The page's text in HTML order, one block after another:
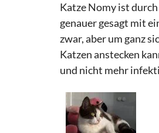
Katze Nomy ist
genauer gesagt mit
zwar, aber um ganz
Katzen anstecken
und nicht mehr